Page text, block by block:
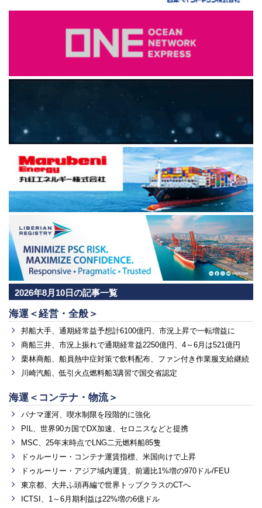
2026年8月10日の記事一覧
海運＜経営・全般＞
邦船大手、通期経常益予想計6100億円、市況上昇で一転増益に
商船三井、市況上振れで通期経常益2250億円、4～6月は521億円
栗林商船、船員熱中症対策で飲料配布、ファン付き作業服支給継続
川崎汽船、低引火点燃料船3講習で国交省認定
海運＜コンテナ・物流＞
パナマ運河、喫水制限を段階的に強化
PIL、世界90カ国でDX加速、セロニスなどと提携
MSC、25年末時点でLNG二元燃料船85隻
ドゥルーリー・コンテナ運賃指標、米国向けで上昇
ドゥルーリー・アジア域内運賃、前週比1%増の970ドル/FEU
東京都、大井ふ頭再編で世界トップクラスのCTへ
ICTSI、1～6月期利益は22%増の6億ドル